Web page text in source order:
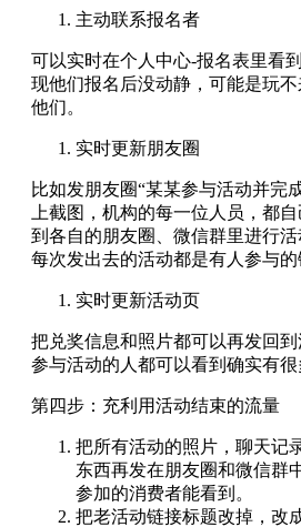
主动联系报名者
可以实时在个人中心-报名表里看
现他们报名后没动静，可能是玩
他们。
实时更新朋友圈
比如发朋友圈“某某参与活动并完
上截图，机构的每一位人员，都
到各自的朋友圈、微信群里进行
每次发出去的活动都是有人参与的
实时更新活动页
把兑奖信息和照片都可以再发回
参与活动的人都可以看到确实有很
第四步：充利用活动结束的流量
把所有活动的照片，聊天记
东西再发在朋友圈和微信群
参加的消费者能看到。
把老活动链接标题改掉，改